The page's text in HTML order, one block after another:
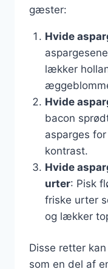
gæster:
Hvide
lækker
Hvide
bacon
asparges
kontrast.
Hvide
urter: Pisk
friske urter
og lækker
Disse retter
som en del af